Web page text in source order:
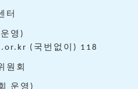
터
운영 )
( 국번없이 ) 118
원회
운영 )